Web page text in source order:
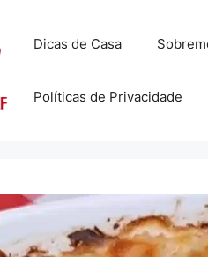
Dicas de Casa
Políticas de Privacidade